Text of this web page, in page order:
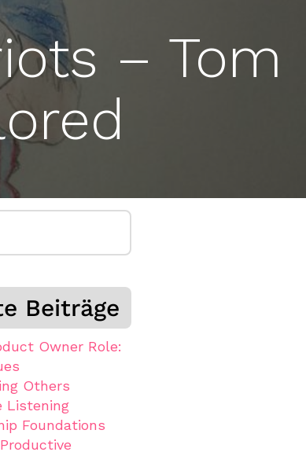
– Tom
Beiträge
Owner Role:
Others
Listening
Foundations